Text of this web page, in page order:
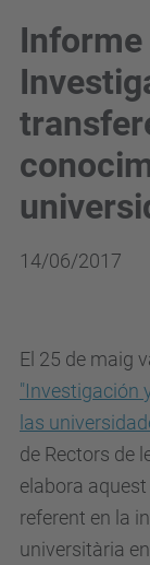
Informe
14/06/2017
El 25 de maig
"Investigación
las
de Rectors de
elabora
referent en la
universitària